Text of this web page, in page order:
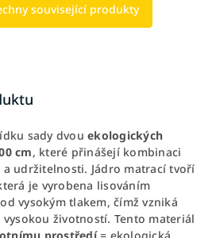
související produkty
sady dvou ekologických
cm, které přinášejí kombinaci
udržitelnosti. Jádro matrací tvoří
je vyrobena lisováním
vysokým tlakem, čímž vzniká
životností. Tento materiál